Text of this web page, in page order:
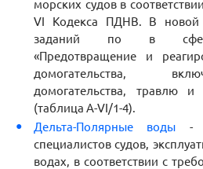
морских судов в
VI Кодекса ПДНВ. В новой
заданий по в сфере
«Предотвращение и
домогательства,
домогательства, травлю и
(таблица A-VI/1-4).
Дельта-Полярные воды -
специалистов судов,
водах, в соответствии с